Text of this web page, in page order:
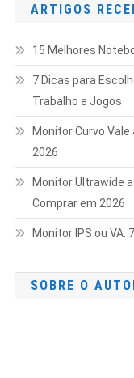
ARTIGOS
15 Melhores
7 Dicas para
Trabalho e Jogos
Monitor Curvo
2026
Monitor Ultrawide
Comprar em 2026
Monitor IPS ou VA:
SOBRE O